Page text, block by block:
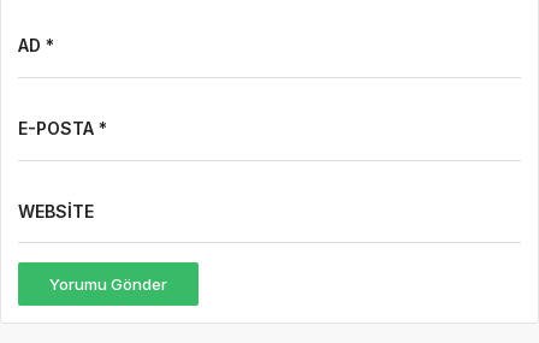
AD *
E-POSTA *
WEBSITE
Yorumu Gönder